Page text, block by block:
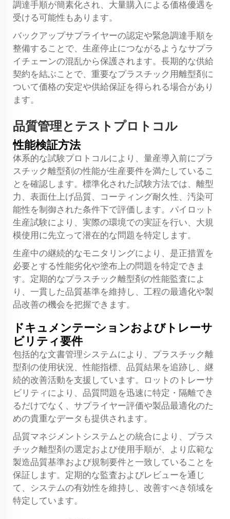
調達手順が簡素化され、大量購入による価格優遇を
受ける可能性もあります。
バックアップサプライヤーの認定や緊急調達手順を
整備することで、生産停止につながるようなサプラ
イチェーンの混乱から保護されます。長期的な供給
契約を結ぶことで、重要なプラスチック用離型剤に
ついて価格の安定や供給保証を得られる場合があり
ます。
品質管理とテストプロトコル
性能検証方法
体系的な試験プロトコルにより、量産導入前にプラ
スチック離型剤の性能が生産要件を満たしているこ
とを確認します。標準化された試験方法では、離型
力、表面仕上げ品質、コーティング耐久性、汚染可
能性を制御された条件下で評価します。パイロット
生産試験により、実際の環境での実証を行い、大規
模使用に先立って潜在的な問題を特定します。
生産中の継続的なモニタリングにより、是正措置を
必要とする性能劣化や塗布上の問題を特定できま
す。定期的なプラスチック離型剤の性能監査によ
り、一貫した品質基準を維持し、工程の最適化や製
品改善の機会を把握できます。
ドキュメンテーションおよびトレーサ
ビリティ要件
包括的な文書管理システムにより、プラスチック離
型剤の使用状況、性能指標、品質結果を追跡し、継
続的改善活動を支援しています。ロットのトレーサ
ビリティにより、品質問題を迅速に特定・隔離でき
るだけでなく、サプライヤー評価や製品最適化のた
めの貴重なデータも提供されます。
品質マネジメントシステムとの統合により、プラス
チック離型剤の選定および使用手順が、より広範な
製造品質基準および規制要件と一致していることを
保証します。定期的な監査およびレビューを通じ
て、システムの有効性を維持し、改善すべき領域を
特定しています。